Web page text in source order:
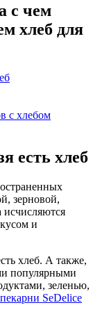
с чем
хлеб для
с хлебом
есть хлеб
зерновой,
исчисляются
и
хлеб. А также,
популярными
зеленью,
SeDelice